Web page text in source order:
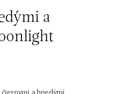
a
a hnedými